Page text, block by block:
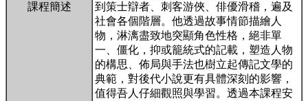
課程簡述
到策士辯者、刺客游俠、俳優滑稽，遍及
社會各個階層。他透過故事情節描繪人
物，淋漓盡致地突顯角色性格，絕非單
一、僵化，抑或籠統式的記載，塑造人物
的構思、佈局與手法也樹立起傳記文學的
典範，對後代小說更有具體深刻的影響，
值得吾人仔細觀照與學習。透過本課程安